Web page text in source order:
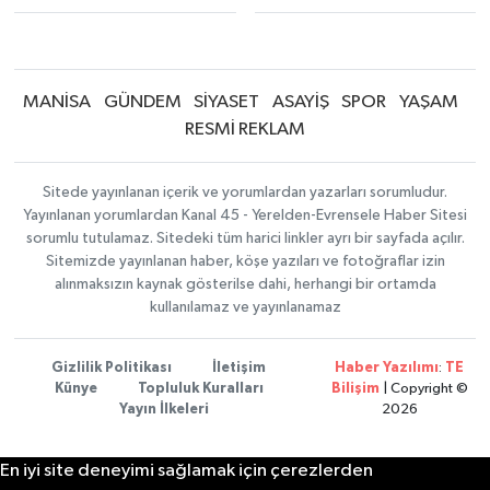
MANİSA GÜNDEM SİYASET ASAYİŞ SPOR
YAŞAM
RESMİ REKLAM
Sitede yayınlanan içerik ve yorumlardan yazarları sorumludur.
Yayınlanan yorumlardan Kanal 45 - Yerelden-Evrensele Haber Sitesi
sorumlu tutulamaz. Sitedeki tüm harici linkler ayrı bir sayfada açılır.
Sitemizde yayınlanan haber, köşe yazıları ve fotoğraflar izin
alınmaksızın kaynak gösterilse dahi, herhangi bir ortamda
kullanılamaz ve yayınlanamaz
Gizlilik Politikası
İletişim
Künye
Topluluk Kuralları
Yayın İlkeleri
Haber Yazılımı:
TE
Bilişim | Copyright ©
2026
En iyi site deneyimi sağlamak için çerezlerden